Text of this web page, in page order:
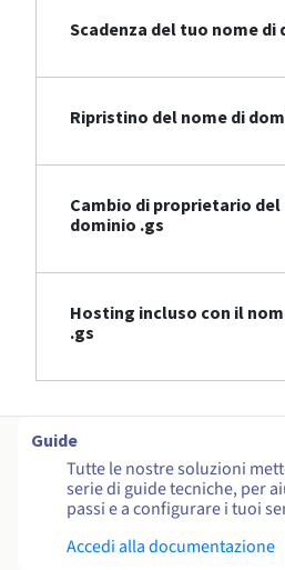
Scadenza del tuo nome di
Ripristino del nome di
Cambio di proprietario del
dominio .gs
Hosting incluso con il
.gs
Guide
Tutte le nostre soluzioni
serie di guide tecniche, per
passi e a configurare i tuoi
Accedi alla documentazione